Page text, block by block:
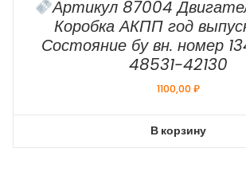
Артикул 87004
Коробка АКПП год
Состояние бу вн. номер
48531-42130
1100,00₽
В корзину